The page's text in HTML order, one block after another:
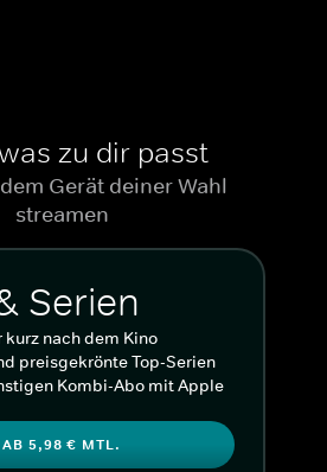
zu dir passt
Gerät deiner Wahl
streamen
Serien
nach dem Kino
preisgekrönte Top-Serien
Kombi-Abo mit Apple
AB 5,98 € MTL.